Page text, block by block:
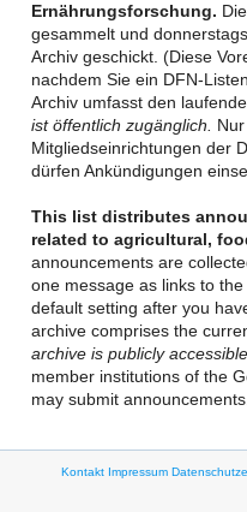
Ernährungsforschung.
gesammelt und
Archiv geschickt. (Diese
nachdem Sie ein DFN-
Archiv umfasst den
ist öffentlich zugänglich.
Mitgliedseinrichtungen der
dürfen Ankündigungen
This list distributes
related to agricultural,
announcements are
one message as links to
default setting after you
archive comprises the
archive is publicly
member institutions of the
may submit
Kontakt Impressum